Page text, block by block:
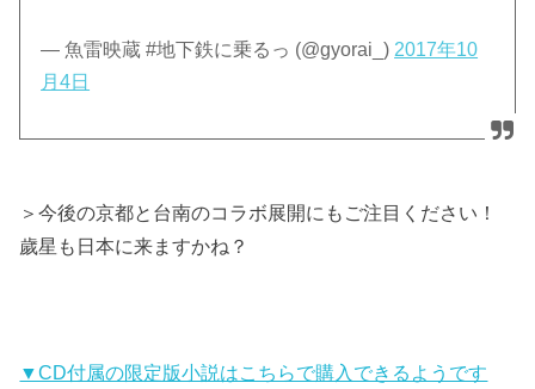
— 魚雷映蔵 #地下鉄に乗るっ (@gyorai_)2017年10
月4日
＞今後の京都と台南のコラボ展開にもご注目ください！
歲星も日本に来ますかね？
▼CD付属の限定版小説はこちらで購入できるようです